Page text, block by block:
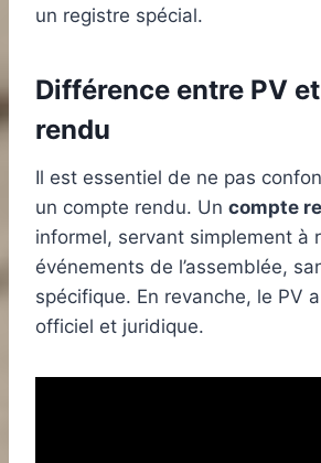
un registre spécial.
Différence entre PV
rendu
Il est essentiel de ne pas
un compte rendu. Un compte
informel, servant simplement à
événements de l’assemblée,
spécifique. En revanche, le PV
officiel et juridique.